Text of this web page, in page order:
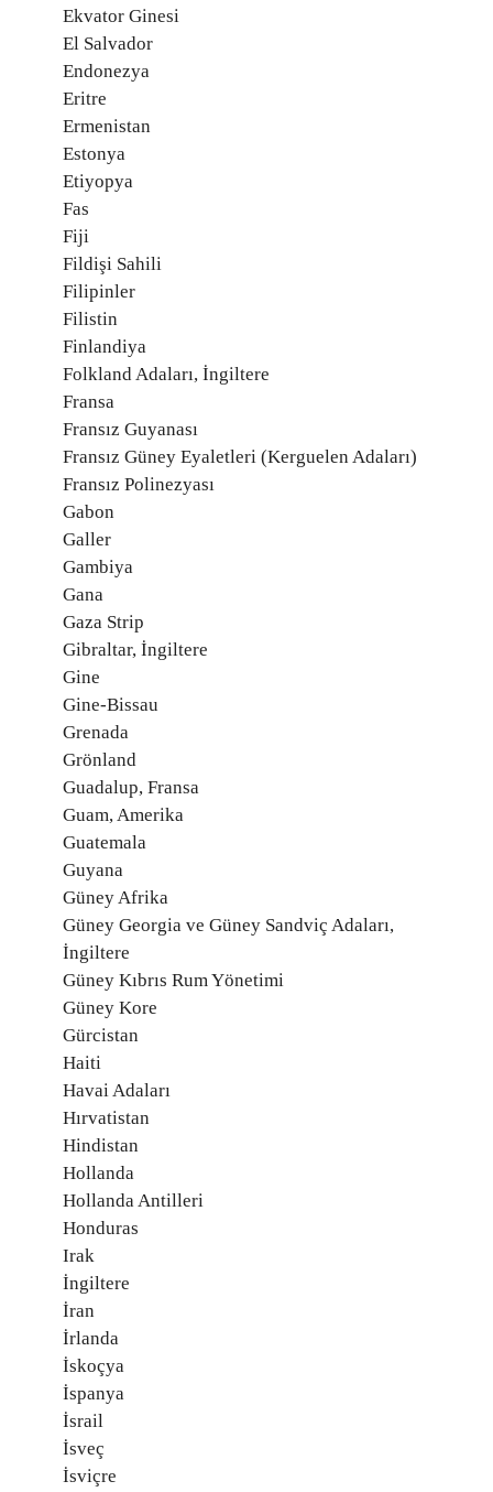
Ekvator Ginesi
El Salvador
Endonezya
Eritre
Ermenistan
Estonya
Etiyopya
Fas
Fiji
Fildişi Sahili
Filipinler
Filistin
Finlandiya
Folkland Adaları, İngiltere
Fransa
Fransız Guyanası
Fransız Güney Eyaletleri (Kerguelen Adaları)
Fransız Polinezyası
Gabon
Galler
Gambiya
Gana
Gaza Strip
Gibraltar, İngiltere
Gine
Gine-Bissau
Grenada
Grönland
Guadalup, Fransa
Guam, Amerika
Guatemala
Guyana
Güney Afrika
Güney Georgia ve Güney Sandviç Adaları,
İngiltere
Güney Kıbrıs Rum Yönetimi
Güney Kore
Gürcistan
Haiti
Havai Adaları
Hırvatistan
Hindistan
Hollanda
Hollanda Antilleri
Honduras
Irak
İngiltere
İran
İrlanda
İskoçya
İspanya
İsrail
İsveç
İsviçre